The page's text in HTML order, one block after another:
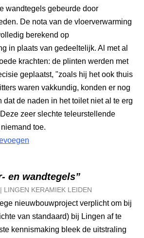
wandtegels gebeurde door
De nota van de vloerverwarming
berekend op
in plaats van gedeeltelijk. Al met al
krachten: de plinten werden met
geplaatst, "zoals hij het ook thuis
waren vakkundig, konden er nog
dat de naden in het toilet niet al te erg
zeer slechte teleurstellende
toe.
en wandtegels”
| LINGEN KERAMIEK LEIDEN
nieuwbouwproject verplicht om bij
van standaard) bij Lingen af te
kennismaking bleek de uitstraling